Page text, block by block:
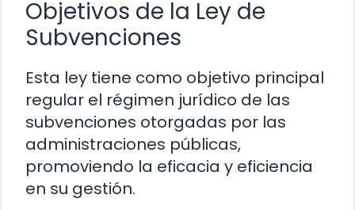
Objetivos de la Ley de
Subvenciones
Esta ley tiene como objetivo principal
regular el régimen jurídico de las
subvenciones otorgadas por las
administraciones públicas,
promoviendo la eficacia y eficiencia
en su gestión.